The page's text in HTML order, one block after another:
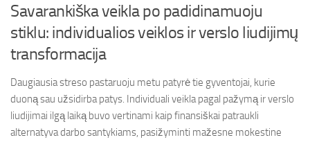
Savarankiška veikla po padidinamuoju
stiklu: individualios veiklos ir verslo liudijimų
transformacija
Daugiausia streso pastaruoju metu patyrė tie gyventojai, kurie
duoną sau užsidirba patys. Individuali veikla pagal pažymą ir verslo
liudijimai ilgą laiką buvo vertinami kaip finansiškai patraukli
alternatyva darbo santykiams, pasižyminti mažesne mokestine